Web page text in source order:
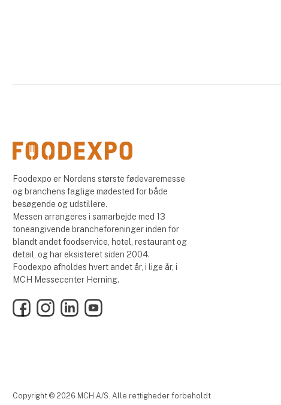
Foodexpo er Nordens største fødevaremesse
og branchens faglige mødested for både
besøgende og udstillere.
Messen arrangeres i samarbejde med 13
toneangivende brancheforeninger inden for
blandt andet foodservice, hotel, restaurant og
detail, og har eksisteret siden 2004.
Foodexpo afholdes hvert andet år, i lige år, i
MCH Messecenter Herning.
FacebookInstagramLinkedInYouTube
Copyright © 2026 MCH A/S. Alle rettigheder forbeholdt